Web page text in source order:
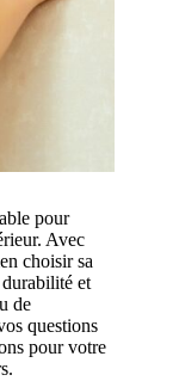
pour
Avec
choisir sa
et
de
questions
pour votre